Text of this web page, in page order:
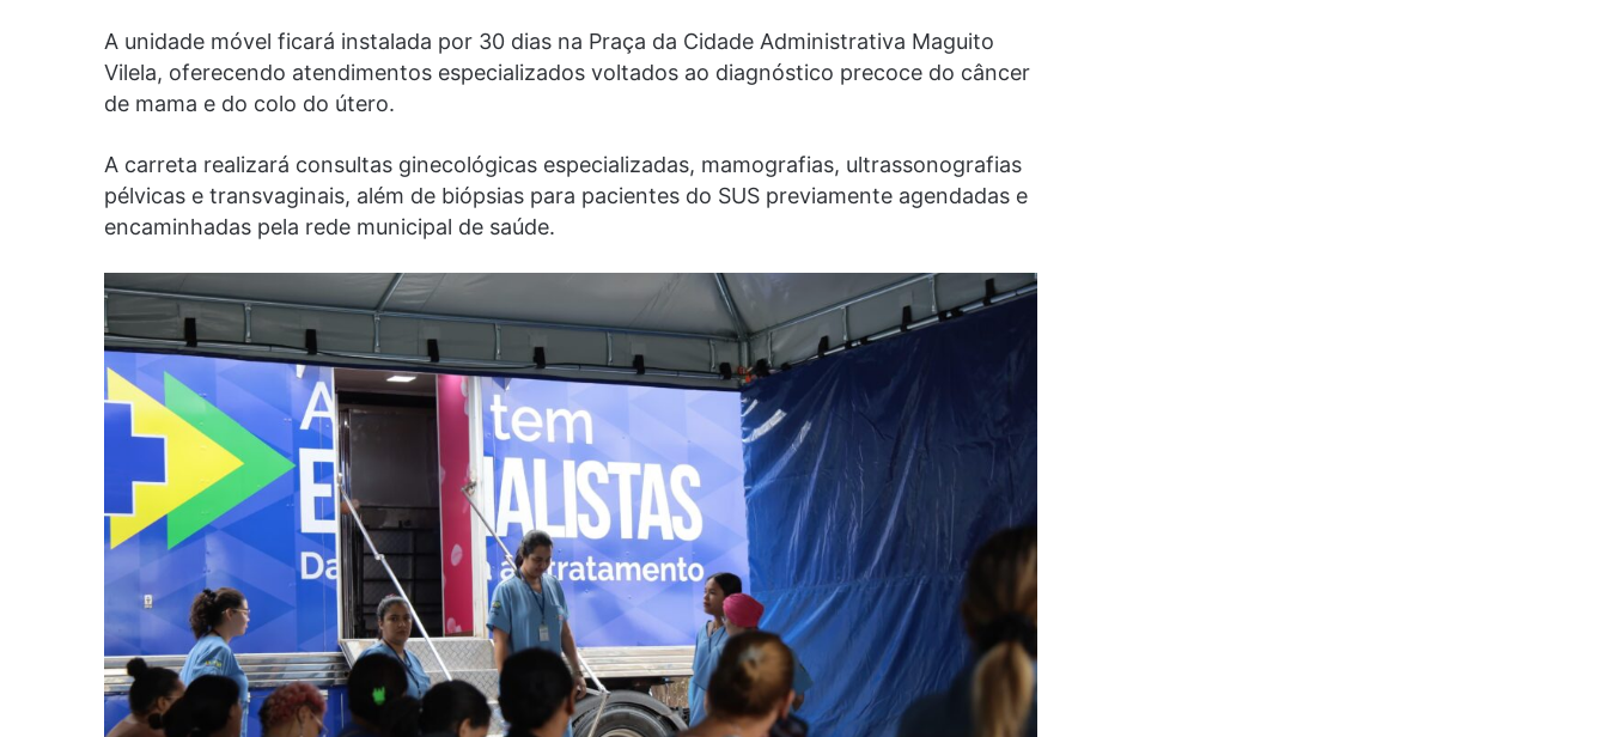
A unidade móvel ficará instalada por 30 dias na Praça da Cidade Administrativa Maguito
Vilela, oferecendo atendimentos especializados voltados ao diagnóstico precoce do câncer
de mama e do colo do útero.
A carreta realizará consultas ginecológicas especializadas, mamografias, ultrassonografias
pélvicas e transvaginais, além de biópsias para pacientes do SUS previamente agendadas e
encaminhadas pela rede municipal de saúde.